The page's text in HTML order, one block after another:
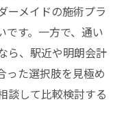
皮膚科選びにあ
すべきシワ対策
叶える選択ポイ
ーメイドの施術プラ
です。一方で、通い
ら、駅近や明朗会計
った選択肢を見極め
談して比較検討する